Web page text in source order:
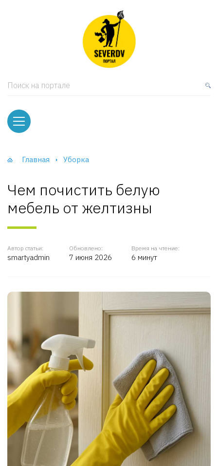
Поиск на портале
Главная Уборка
Чем почистить белую
мебель от желтизны
Автор статьи:
smartyadmin
Обновлено:
7 июня 2026
Время на чтение:
6 минут
и тумбы